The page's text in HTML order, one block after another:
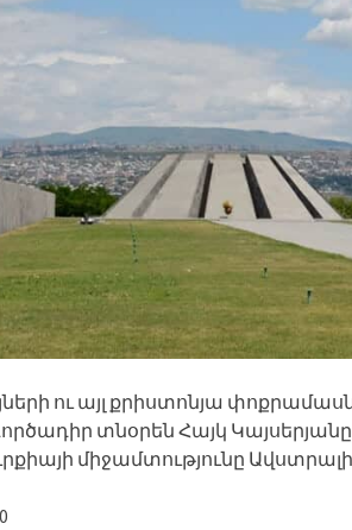
ու այլ քրիստոնյա
տնօրեն Հայկ Կայսերյանը
միջամտությունը